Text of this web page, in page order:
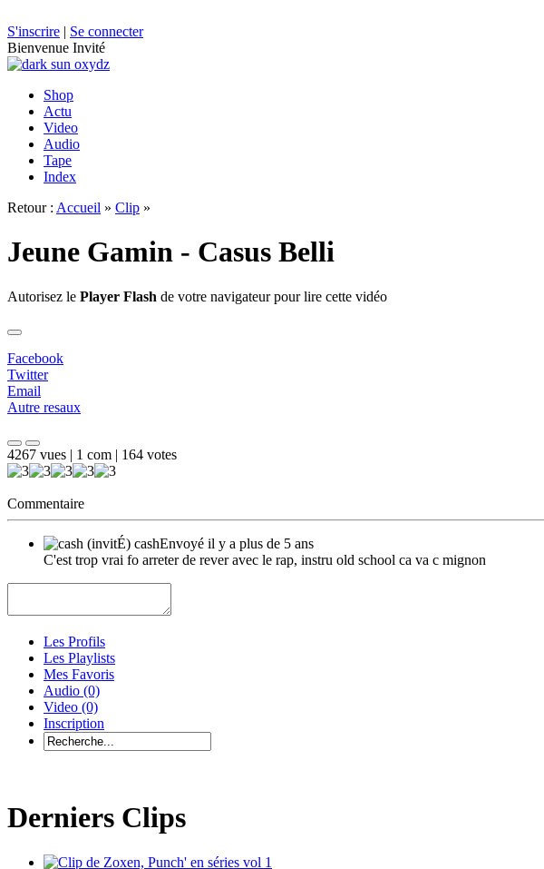
S'inscrire | Se connecter
Bienvenue Invité
Shop
Actu
Video
Audio
Tape
Index
Retour : Accueil » Clip »
Jeune Gamin - Casus Belli
Autorisez le Player Flash de votre navigateur pour lire cette vidéo
Facebook
Twitter
Email
Autre resaux
4267 vues | 1 com | 164 votes
Commentaire
cashEnvoyé il y a plus de 5 ans
C'est trop vrai fo arreter de rever avec le rap, instru old school ca va c mignon
Les Profils
Les Playlists
Mes Favoris
Audio (0)
Video (0)
Inscription
Derniers Clips